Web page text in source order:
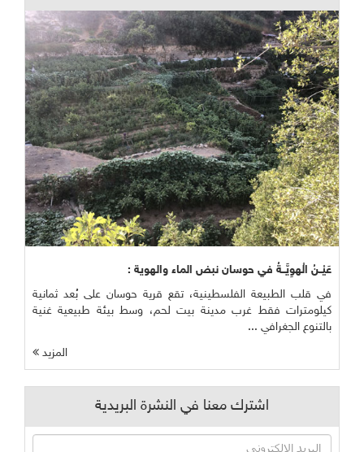
عَيْــنُ الْهوِيَّــةُ في حوسان نبض الماء والهوية :
في قلب الطبيعة الفلسطينية، تقع قرية حوسان على بُعد ثمانية
كيلومترات فقط غرب مدينة بيت لحم، وسط بيئة طبيعية غنية
بالتنوع الجغرافي ...
المزيد
اشترك معنا في النشرة البريدية